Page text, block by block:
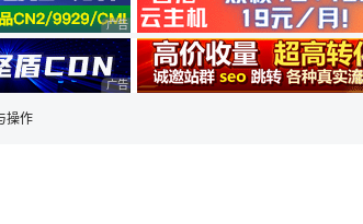
广告 商业广告，理性选择
广告 商业广告，理性选择
操作